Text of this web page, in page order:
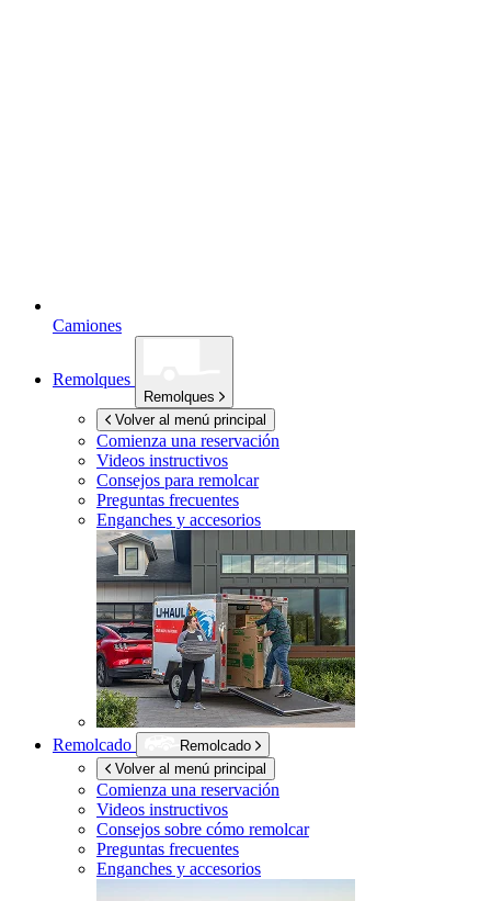
Camiones
Remolques
Remolques
Volver al menú principal
Comienza una reservación
Videos instructivos
Consejos para remolcar
Preguntas frecuentes
Enganches y accesorios
Remolcado
Remolcado
Volver al menú principal
Comienza una reservación
Videos instructivos
Consejos sobre cómo remolcar
Preguntas frecuentes
Enganches y accesorios